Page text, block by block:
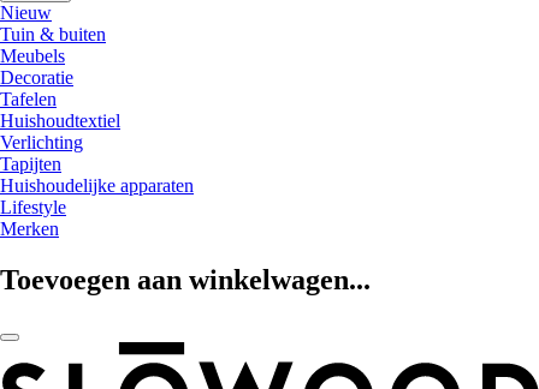
Nieuw
Tuin & buiten
Meubels
Decoratie
Tafelen
Huishoudtextiel
Verlichting
Tapijten
Huishoudelijke apparaten
Lifestyle
Merken
Toevoegen aan winkelwagen...